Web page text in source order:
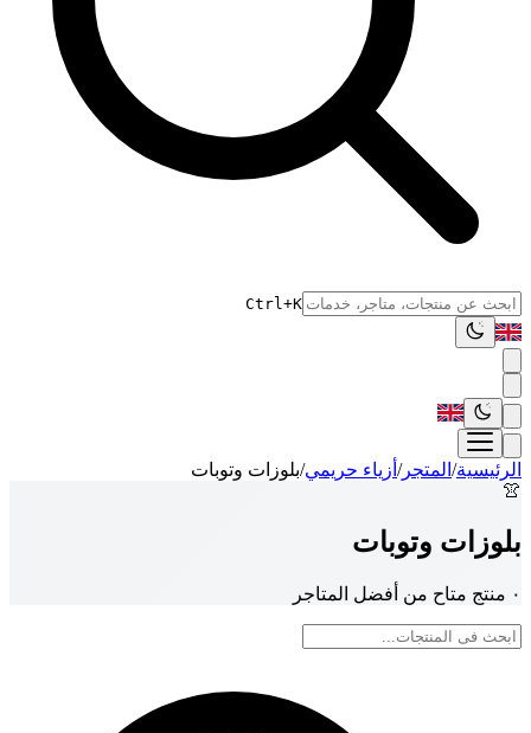
Ctrl+K
الرئيسية/ المتجر/ أزياء حريمي/بلوزات وتوبات
👚
بلوزات وتوبات
٠ منتج متاح من أفضل المتاجر